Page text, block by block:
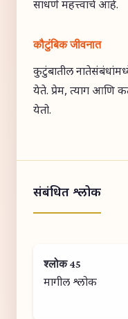
साधणे महत्त्वाचे आहे.
कौटुंबिक जीवनात
कुटुंबातील
येते. प्रेम, त्याग आणि
येतो.
संबंधित श्लोक
श्लोक 45
मागील श्लोक